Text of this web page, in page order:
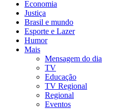
Economia
Justiça
Brasil e mundo
Esporte e Lazer
Humor
Mais
Mensagem do dia
TV
Educação
TV Regional
Regional
Eventos